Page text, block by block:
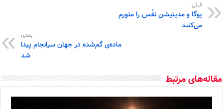
قبلی
یوگا و مدیتیشن نفْس را متورم
می‌کنند
بعدی
ماده‌ی گم‌شده در جهان سرانجام پیدا
شد
مقاله‌های مرتبط